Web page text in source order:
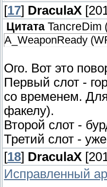
[17] DraculaX
Цитата TancreDim
A_WeaponReady
Ого. Вот это
Первый слот -
со временем. Для
факелу).
Второй слот -
Третий слот -
[18] DraculaX
Исправленный